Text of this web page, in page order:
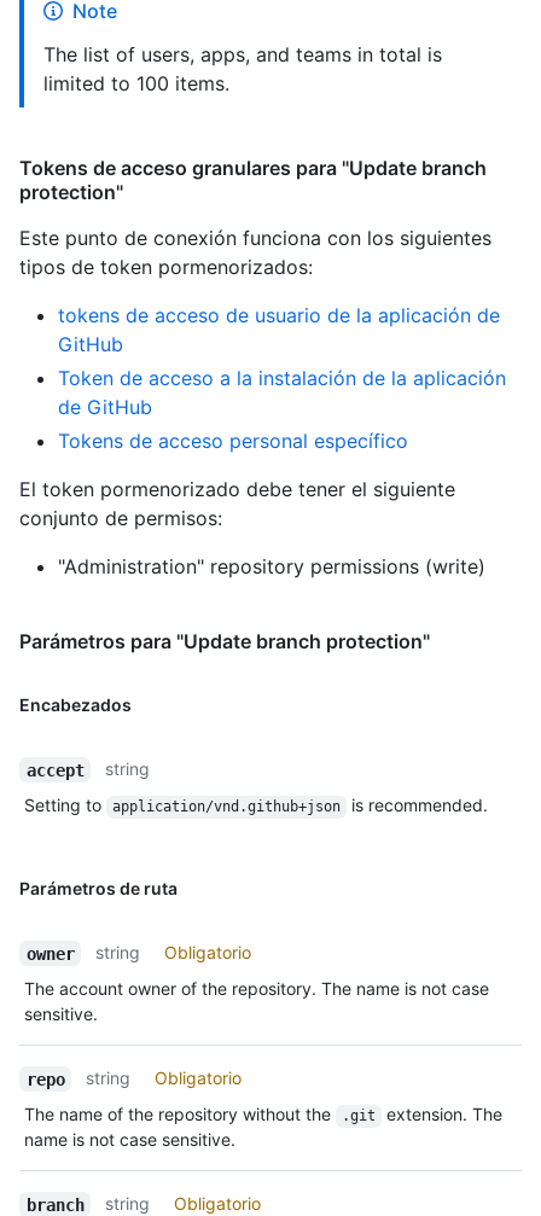
Note
The list of users, apps, and teams in total is
limited to 100 items.
Tokens de acceso granulares para "Update branch
protection"
Este punto de conexión funciona con los siguientes
tipos de token pormenorizados:
tokens de acceso de usuario de la aplicación de
GitHub
Token de acceso a la instalación de la aplicación
de GitHub
Tokens de acceso personal específico
El token pormenorizado debe tener el siguiente
conjunto de permisos:
"Administration" repository permissions (write)
Parámetros para "Update branch protection"
Encabezados
accept
string
Setting to
application/vnd.github+json is recommended.
Parámetros de ruta
owner string
Obligatorio
The account owner of the repository. The name is not case
sensitive.
repo string
Obligatorio
The name of the repository without the
.git
extension. The
name is not case sensitive.
branch string
Obligatorio